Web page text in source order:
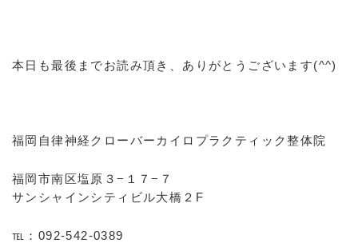
本日も最後までお読み頂き、ありがとうございます(^^)
福岡自律神経クローバーカイロプラクティック整体院
福岡市南区塩原３−１７−７
サンシャインシティビル大橋２F
℡：092-542-0389